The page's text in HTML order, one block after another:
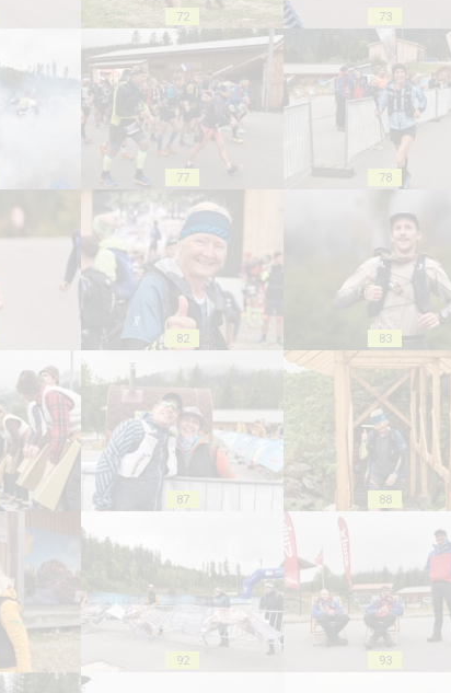
72 73
77 78
82 83
87 88
92 93